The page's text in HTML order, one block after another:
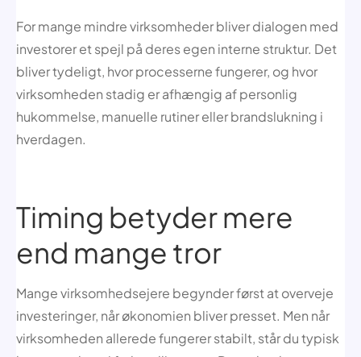
For mange mindre virksomheder bliver dialogen med
investorer et spejl på deres egen interne struktur. Det
bliver tydeligt, hvor processerne fungerer, og hvor
virksomheden stadig er afhængig af personlig
hukommelse, manuelle rutiner eller brandslukning i
hverdagen.
Timing betyder mere
end mange tror
Mange virksomhedsejere begynder først at overveje
investeringer, når økonomien bliver presset. Men når
virksomheden allerede fungerer stabilt, står du typisk